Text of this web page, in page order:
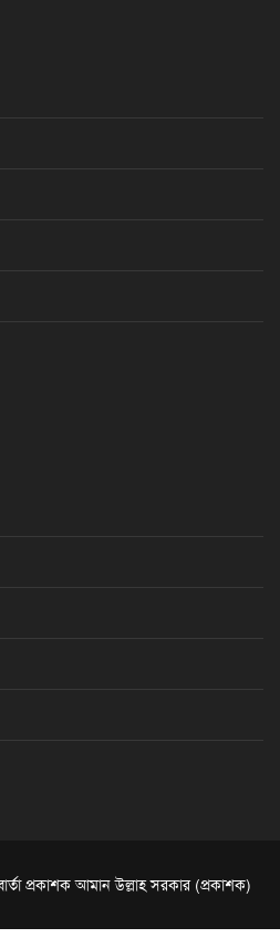
প্রকাশক আমান উল্লাহ সরকার (প্রকাশক)